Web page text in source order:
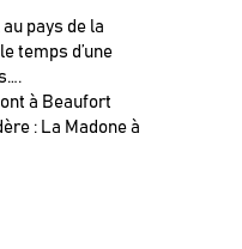
pays de la
temps d’une
à Beaufort
: La Madone à